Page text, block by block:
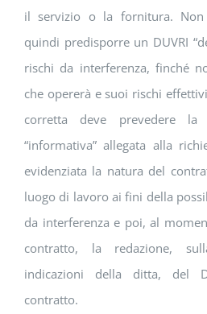
il servizio o la fornitura. Non
quindi predisporre un DUVRI
rischi da interferenza, finché
che opererà e suoi rischi
corretta deve prevedere
“informativa” allegata alla
evidenziata la natura del
luogo di lavoro ai fini della
da interferenza e poi, al
contratto, la redazione,
indicazioni della ditta, del
contratto.